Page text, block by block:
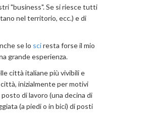
"business". Se si riesce tutti
nel territorio, ecc.) e di
se lo sciresta forse il mio
grande esperienza.
città italiane più vivibili e
inizialmente per motivi
di lavoro (una decina di
(a piedi o in bici) di posti